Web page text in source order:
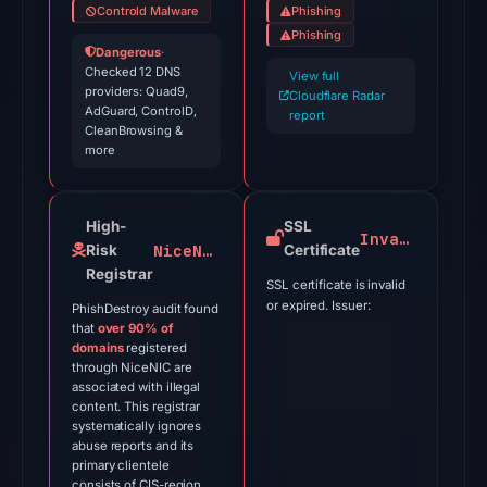
UTC.
Cloudflare
malicious;
timestamp
The
latest
Controld Malware
Dangerous·
Checked 12 DNS
providers: Quad9,
AdGuard, ControlD,
CleanBrowsing &
more
Phishing
Phishing
View full
Cloudflare Radar
report
High-
Risk
Registrar
NiceNIC
PhishDestroy audit found
that over 90% of
domainsregistered
through NiceNIC are
associated with illegal
content. This registrar
systematically ignores
abuse reports and its
primary clientele
SSL
Certificate
Invalid
SSL certificate is invalid
or expired. Issuer: